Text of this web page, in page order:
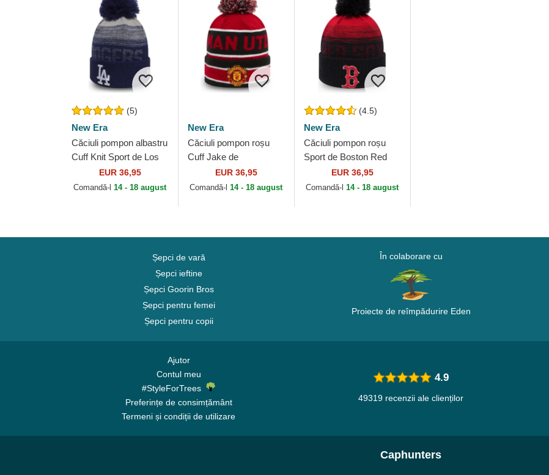
(5)
New Era
Căciuli pompon albastru
Cuff Knit Sport de Los
Angeles Dodgers MLB
de New Era
EUR 36,95
Comandă-l14 - 18 august
New Era
Căciuli pompon roșu
Cuff Jake de
Manchester United
Football Club Premier
EUR 36,95
Comandă-l14 - 18 august
(4.5)
New Era
Căciuli pompon roșu
Sport de Boston Red
Sox MLB de New Era
EUR 36,95
Comandă-l14 - 18 august
Șepci de vară
Șepci ieftine
Șepci Goorin Bros
Șepci pentru femei
Șepci pentru copii
În colaborare cu
Proiecte de reîmpădurire Eden
Ajutor
Contul meu
#StyleForTrees
Preferințe de consimțământ
Termeni și condiții de utilizare
4.9
49319 recenzii ale clienților
Caphunters